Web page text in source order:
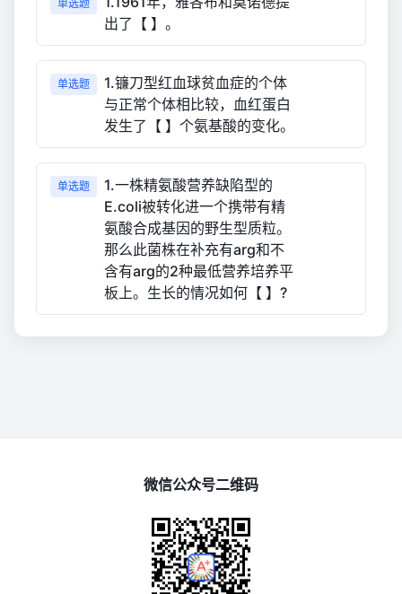
单选题
出了【 】。
单选题
1.镰刀型红血球贫血症的个体
与正常个体相比较，血红蛋白
发生了【 】个氨基酸的变化。
单选题
1.一株精氨酸营养缺陷型的
E.coli被转化进一个携带有精
氨酸合成基因的野生型质粒。
那么此菌株在补充有arg和不
含有arg的2种最低营养培养平
板上。生长的情况如何【 】?
微信公众号二维码